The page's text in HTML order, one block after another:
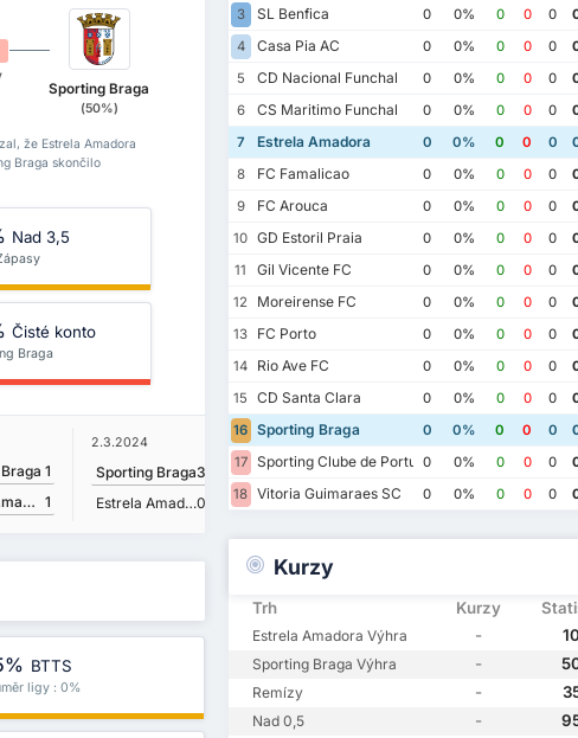
Sporting Braga
(50%)
že Estrela Amadora
Braga skončilo
Nad 3,5
Čisté konto
Braga
1
Estrela Amadora 1
2.3.2024
Sporting Braga3
Estrela Amadora0
28.9.2023
Estrela Amadora2
Sporting Braga 4
BTTS
ligy : 0%
3
SL Benfica 0 0% 0 0 0
4
Casa Pia AC 0 0% 0 0 0
5
CD Nacional Funchal 0 0% 0 0 0
6
CS Maritimo Funchal 0 0% 0 0 0
7
Estrela Amadora 0 0% 0 0 0
8
FC Famalicao 0 0% 0 0 0
9
FC Arouca 0 0% 0 0 0
10 GD Estoril Praia 0 0% 0 0 0
11
Gil Vicente FC 0 0% 0 0 0
12
Moreirense FC 0 0% 0 0 0
13
FC Porto 0 0% 0 0 0
14
Rio Ave FC 0 0% 0 0 0
15
CD Santa Clara 0 0% 0 0 0
16 Sporting Braga 0 0% 0 0 0
17 Sporting Clube de Portugal
0 0% 0 0 0
18 Vitoria Guimaraes SC 0 0% 0 0 0
Kurzy
Trh Kurzy
Estrela Amadora Výhra - 10
Sporting Braga Výhra -
Remízy -
Nad 0,5 -